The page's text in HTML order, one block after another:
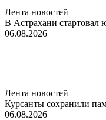
Лента новостей
В Астрахани стартовал
06.08.2026
Лента новостей
Курсанты сохранили
06.08.2026